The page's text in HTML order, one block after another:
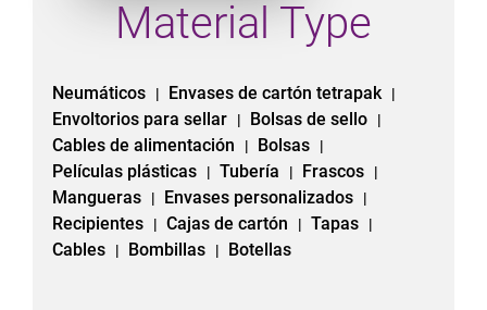
Material Type
Neumáticos | Envases de cartón tetrapak |
Envoltorios para sellar | Bolsas de sello |
Cables de alimentación | Bolsas |
Películas plásticas | Tubería | Frascos |
Mangueras | Envases personalizados |
Recipientes | Cajas de cartón | Tapas |
Cables | Bombillas | Botellas